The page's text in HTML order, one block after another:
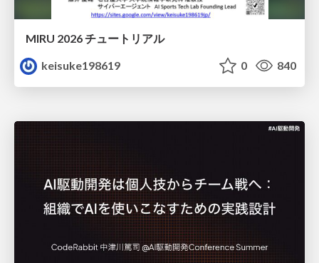
MIRU 2026 チュートリアル
keisuke198619
0 840